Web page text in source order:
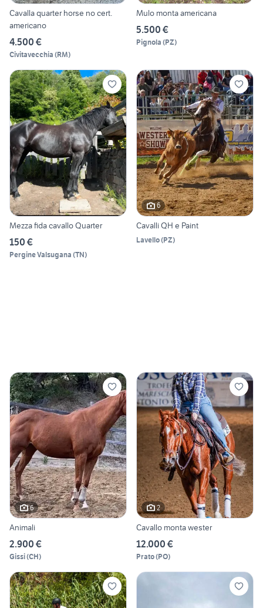
Cavalla quarter horse no cert.
americano
4.500 €
Civitavecchia (RM)
Mulo monta americana
5.500 €
Pignola (PZ)
Mezza fida cavallo Quarter
150 €
Pergine Valsugana (TN)
6
Cavalli QH e Paint
Lavello(PZ)
6
Animali
2.900 €
Gissi(CH)
2
Cavallo monta wester
12.000 €
Prato(PO)